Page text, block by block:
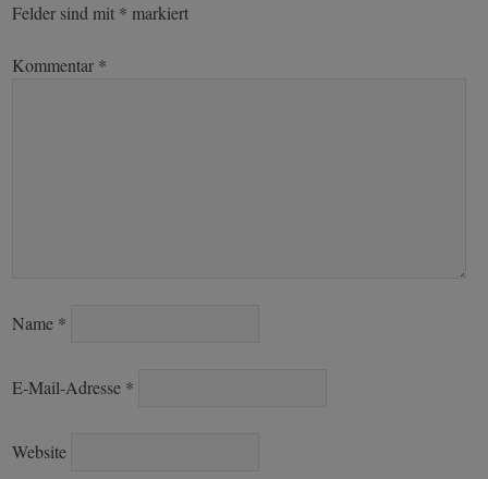
Felder sind mit * markiert
Kommentar *
Name *
E-Mail-Adresse *
Website